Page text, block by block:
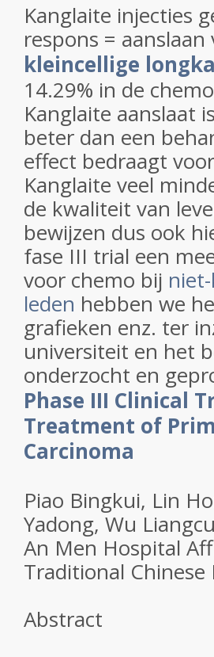
Kanglaite injecties
respons =
kleincellige
14.29% in de
Kanglaite aanslaat
beter dan een
effect bedraagt
Kanglaite veel
de kwaliteit van
bewijzen dus ook
fase III trial een
voor chemo bij
leden hebben we
grafieken enz. ter
universiteit en het
onderzocht en
Phase III Clinical
Treatment of
Carcinoma
Piao Bingkui, Lin
Yadong, Wu
An Men Hospital
Traditional Chinese
Abstract